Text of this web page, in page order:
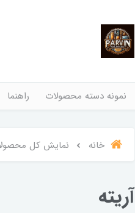
نمونه دسته محصولات راهنما
خانه نمایش کل
آریته